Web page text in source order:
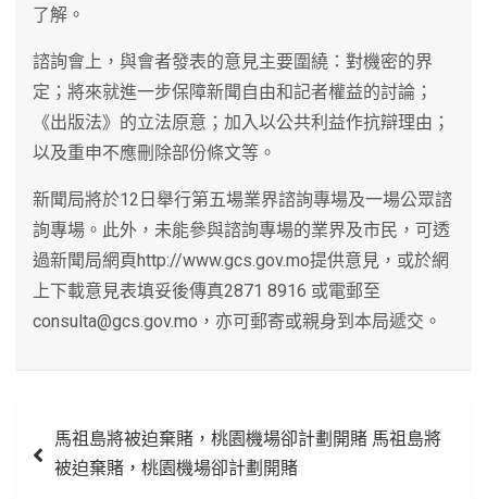
了解。
諮詢會上，與會者發表的意見主要圍繞：對機密的界
定；將來就進一步保障新聞自由和記者權益的討論；
《出版法》的立法原意；加入以公共利益作抗辯理由；
以及重申不應刪除部份條文等。
新聞局將於12日舉行第五場業界諮詢專場及一場公眾諮
詢專場。此外，未能參與諮詢專場的業界及市民，可透
過新聞局網頁http://www.gcs.gov.mo提供意見，或於網
上下載意見表填妥後傳真2871 8916 或電郵至
consulta@gcs.gov.mo，亦可郵寄或親身到本局遞交。
章
馬祖島將被迫棄賭，桃園機場卻計劃開賭 馬祖島將
被迫棄賭，桃園機場卻計劃開賭